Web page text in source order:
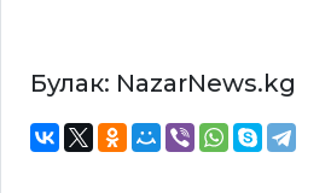
Булак: NazarNews.kg